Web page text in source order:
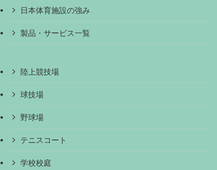
日本体育施設の強み
製品・サービス一覧
陸上競技場
球技場
野球場
テニスコート
学校校庭